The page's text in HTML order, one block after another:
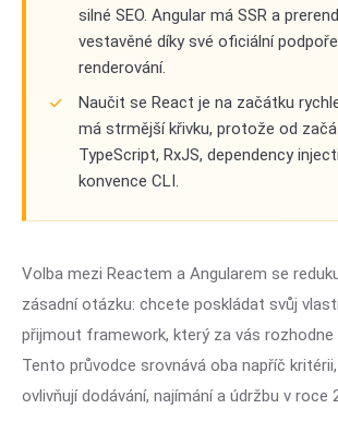
silné SEO. Angular má SSR a
vestavěné díky své oficiální
renderování.
Naučit se React je na začátku
má strmější křivku, protože od
TypeScript, RxJS, dependency
konvence CLI.
Volba mezi Reactem a Angularem se
zásadní otázku: chcete poskládat svůj
přijmout framework, který za vás rozhodne
Tento průvodce srovnává oba napříč
ovlivňují dodávání, najímání a údržbu v roce